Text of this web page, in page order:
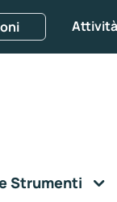
Strumenti